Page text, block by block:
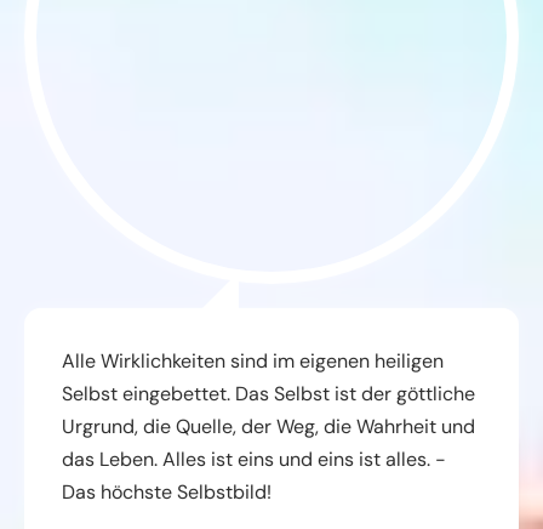
Alle Wirklichkeiten sind im eigenen heiligen
Selbst eingebettet. Das Selbst ist der göttliche
Urgrund, die Quelle, der Weg, die Wahrheit und
das Leben. Alles ist eins und eins ist alles. -
Das höchste Selbstbild!